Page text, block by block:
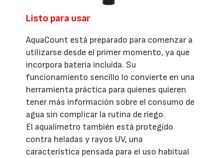
Listo para usar
AquaCount está preparado para comenzar a
utilizarse desde el primer momento, ya que
incorpora batería incluida. Su
funcionamiento sencillo lo convierte en una
herramienta práctica para quienes quieren
tener más información sobre el consumo de
agua sin complicar la rutina de riego.
El aqualímetro también está protegido
contra heladas y rayos UV, una
característica pensada para el uso habitual